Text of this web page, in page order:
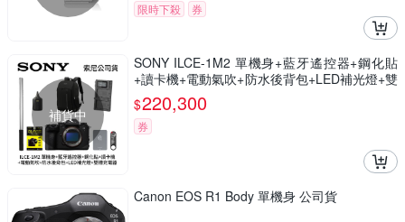
限時下殺
券
補貨中
SONY ILCE-1M2 單機身+藍牙遙控器+鋼化貼
+讀卡機+電動氣吹+防水後背包+LED補光燈+雙
槽充電器 A1M2 (公司貨)
$220,300
券
Canon EOS R1 Body 單機身 公司貨